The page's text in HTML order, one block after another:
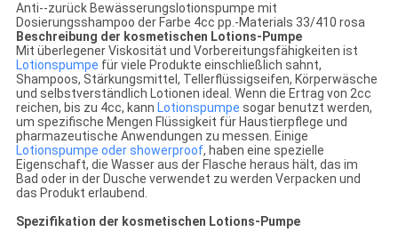
Anti--zurück Bewässerungslotionspumpe mit
Dosierungsshampoo der Farbe 4cc pp.-Materials 33/410 rosa
Beschreibung der kosmetischen Lotions-Pumpe
Mit überlegener Viskosität und Vorbereitungsfähigkeiten ist
Lotionspumpe für viele Produkte einschließlich sahnt,
Shampoos, Stärkungsmittel, Tellerflüssigseifen, Körperwäsche
und selbstverständlich Lotionen ideal. Wenn die Ertrag von 2cc
reichen, bis zu 4cc, kann Lotionspumpe sogar benutzt werden,
um spezifische Mengen Flüssigkeit für Haustierpflege und
pharmazeutische Anwendungen zu messen. Einige
Lotionspumpe oder showerproof, haben eine spezielle
Eigenschaft, die Wasser aus der Flasche heraus hält, das im
Bad oder in der Dusche verwendet zu werden Verpacken und
das Produkt erlaubend.
Spezifikation der kosmetischen Lotions-Pumpe